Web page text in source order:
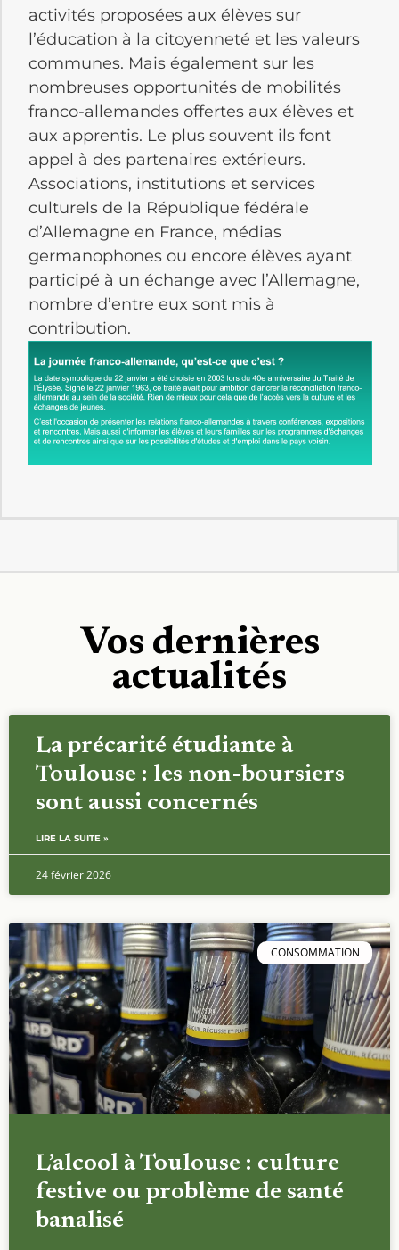
activités proposées aux élèves sur
l’éducation à la citoyenneté et les valeurs
communes. Mais également sur les
nombreuses opportunités de mobilités
franco-allemandes offertes aux élèves et
aux apprentis. Le plus souvent ils font
appel à des partenaires extérieurs.
Associations, institutions et services
culturels de la République fédérale
d’Allemagne en France, médias
germanophones ou encore élèves ayant
participé à un échange avec l’Allemagne,
nombre d’entre eux sont mis à
contribution.
Vos dernières
actualités
La précarité étudiante à
Toulouse : les non-boursiers
sont aussi concernés
LIRE LA SUITE »
24 février 2026
CONSOMMATION
L’alcool à Toulouse : culture
festive ou problème de santé
banalisé